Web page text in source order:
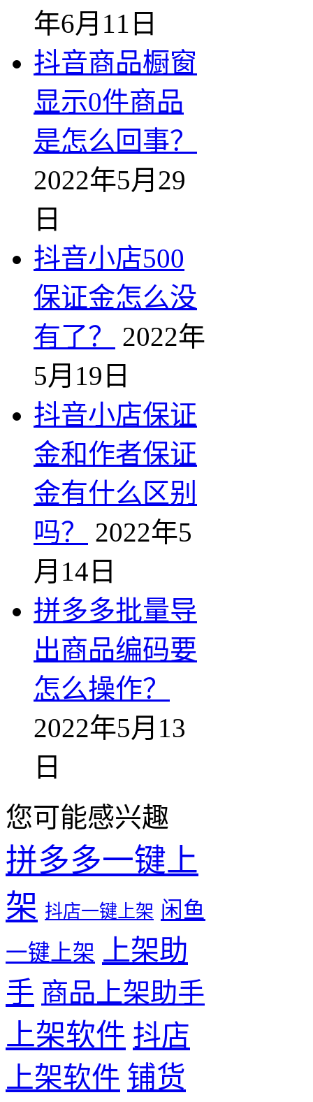
年6月11日
抖音商品橱窗
显示0件商品
是怎么回事？
2022年5月29
日
抖音小店500
保证金怎么没
有了？
2022年
5月19日
抖音小店保证
金和作者保证
金有什么区别
吗？
2022年5
月14日
拼多多批量导
出商品编码要
怎么操作？
2022年5月13
日
您可能感兴趣
拼多多一键上
架 抖店一键上架 闲鱼
一键上架
上架助
手 商品上架助手
上架软件 抖店
上架软件 铺货